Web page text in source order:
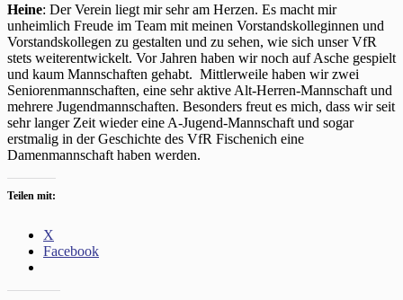
Heine: Der Verein liegt mir sehr am Herzen. Es macht mir
unheimlich Freude im Team mit meinen Vorstandskolleginnen und
Vorstandskollegen zu gestalten und zu sehen, wie sich unser VfR
stets weiterentwickelt. Vor Jahren haben wir noch auf Asche gespielt
und kaum Mannschaften gehabt. Mittlerweile haben wir zwei
Seniorenmannschaften, eine sehr aktive Alt-Herren-Mannschaft und
mehrere Jugendmannschaften. Besonders freut es mich, dass wir seit
sehr langer Zeit wieder eine A-Jugend-Mannschaft und sogar
erstmalig in der Geschichte des VfR Fischenich eine
Damenmannschaft haben werden.
Teilen mit:
X
Facebook